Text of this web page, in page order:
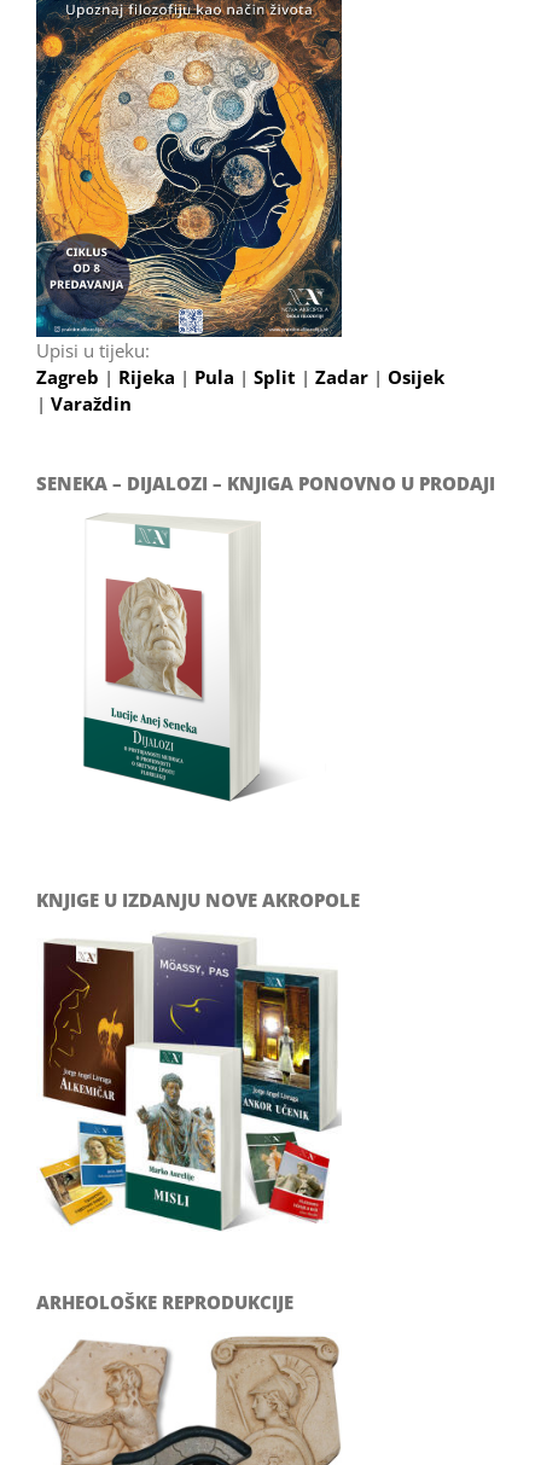
Upisi u tijeku:
Zagreb | Rijeka | Pula | Split | Zadar | Osijek
| Varaždin
SENEKA – DIJALOZI – KNJIGA PONOVNO U PRODAJI
KNJIGE U IZDANJU NOVE AKROPOLE
ARHEOLOŠKE REPRODUKCIJE